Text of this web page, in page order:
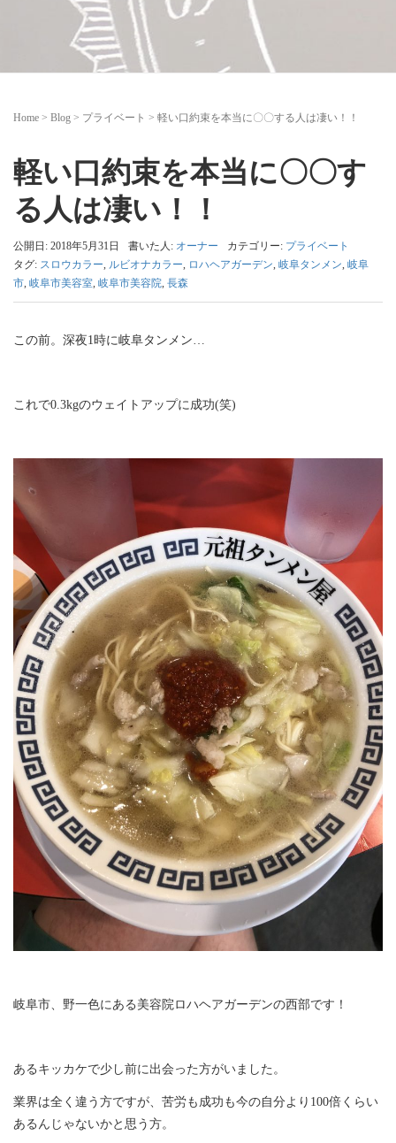
Home > Blog > プライベート > 軽い口約束を本当に〇〇する人は凄い！！
軽い口約束を本当に〇〇す
る人は凄い！！
公開日: 2018年5月31日 書いた人: オーナー カテゴリー: プライベート
タグ: スロウカラー, ルビオナカラー, ロハヘアガーデン, 岐阜タンメン, 岐阜
市, 岐阜市美容室, 岐阜市美容院, 長森
この前。深夜1時に岐阜タンメン…
これで0.3kgのウェイトアップに成功(笑)
岐阜市、野一色にある美容院ロハヘアガーデンの西部です！
あるキッカケで少し前に出会った方がいました。
業界は全く違う方ですが、苦労も成功も今の自分より100倍くらい
あるんじゃないかと思う方。